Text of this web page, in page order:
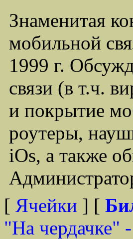
Знаменитая
мобильной
1999 г.
связи (в т.ч.
и покрытие
роутеры,
iOs, а также
[ Ячейки ] [
"На чердачке"